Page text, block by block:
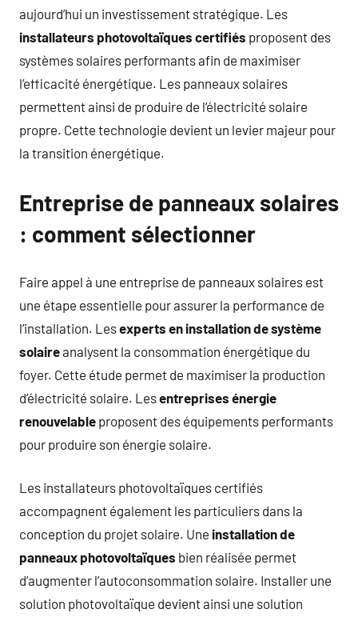
aujourd’hui un investissement stratégique. Les
installateurs photovoltaïques certifiés proposent des
systèmes solaires performants afin de maximiser
l’efficacité énergétique. Les panneaux solaires
permettent ainsi de produire de l’électricité solaire
propre. Cette technologie devient un levier majeur pour
la transition énergétique.
Entreprise de panneaux solaires
: comment sélectionner
Faire appel à une entreprise de panneaux solaires est
une étape essentielle pour assurer la performance de
l’installation. Lesexperts en installation de système
solaireanalysent la consommation énergétique du
foyer. Cette étude permet de maximiser la production
d’électricité solaire. Lesentreprises énergie
renouvelable proposent des équipements performants
pour produire son énergie solaire.
Les installateurs photovoltaïques certifiés
accompagnent également les particuliers dans la
conception du projet solaire. Une installation de
panneaux photovoltaïques bien réalisée permet
d’augmenter l’autoconsommation solaire. Installer une
solution photovoltaïque devient ainsi une solution